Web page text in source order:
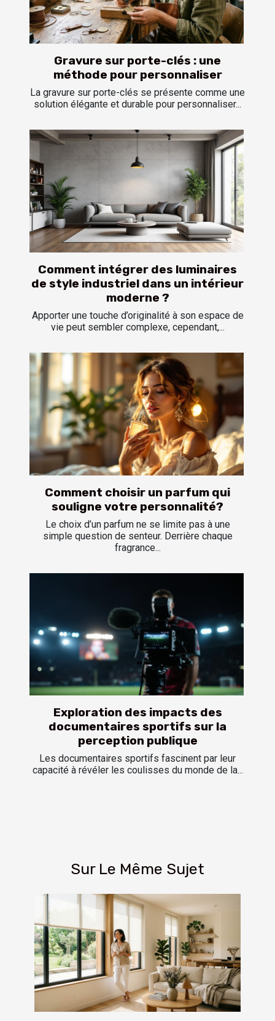
Gravure sur porte-clés : une
méthode pour personnaliser
La gravure sur porte-clés se présente comme une
solution élégante et durable pour personnaliser...
Comment intégrer des luminaires
de style industriel dans un intérieur
moderne ?
Apporter une touche d’originalité à son espace de
vie peut sembler complexe, cependant,...
Comment choisir un parfum qui
souligne votre personnalité?
Le choix d’un parfum ne se limite pas à une
simple question de senteur. Derrière chaque
fragrance...
Exploration des impacts des
documentaires sportifs sur la
perception publique
Les documentaires sportifs fascinent par leur
capacité à révéler les coulisses du monde de la...
Sur Le Même Sujet